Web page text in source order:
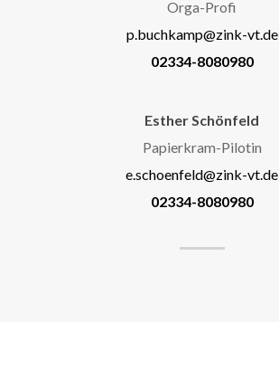
Orga-Profi
p.buchkamp@zink-vt.de
02334-8080980
Esther Schönfeld
Papierkram-Pilotin
e.schoenfeld@zink-vt.de
02334-8080980